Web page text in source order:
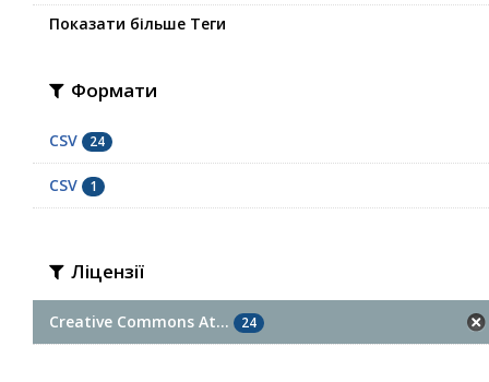
Показати більше Теги
Формати
CSV 24
СSV 1
Ліцензії
Creative Commons At... 24